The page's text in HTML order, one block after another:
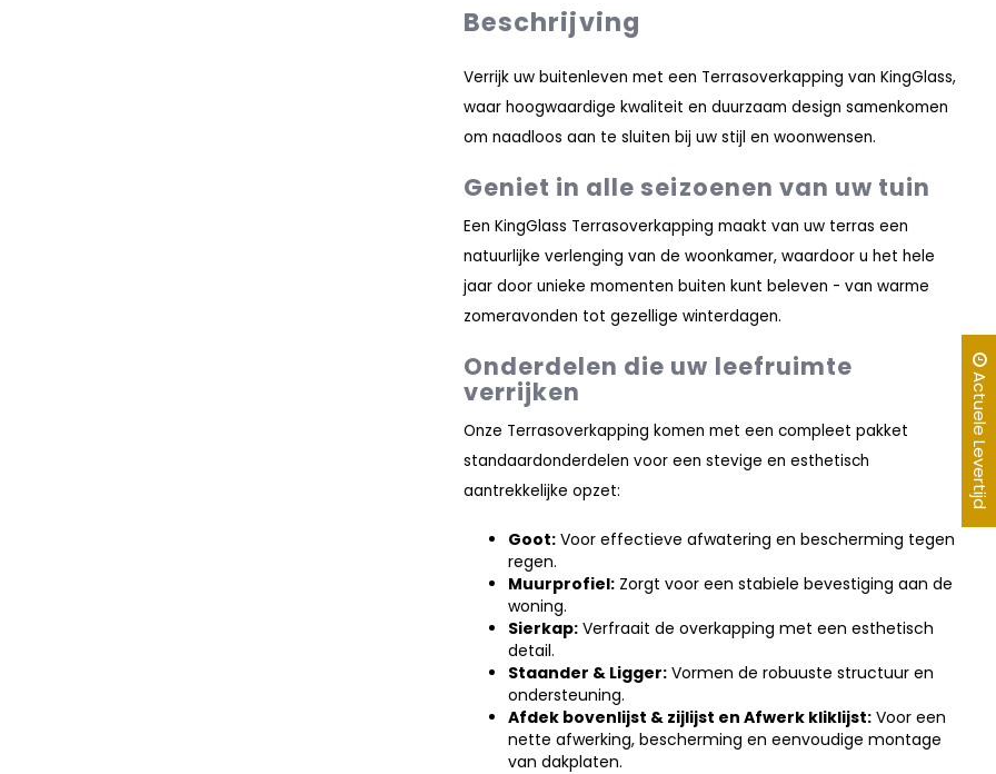
Beschrijving
Verrijk uw buitenleven met een Terrasoverkapping van KingGlass,
waar hoogwaardige kwaliteit en duurzaam design samenkomen
om naadloos aan te sluiten bij uw stijl en woonwensen.
Geniet in alle seizoenen van uw tuin
Een KingGlass Terrasoverkapping maakt van uw terras een
natuurlijke verlenging van de woonkamer, waardoor u het hele
jaar door unieke momenten buiten kunt beleven - van warme
zomeravonden tot gezellige winterdagen.
Onderdelen die uw leefruimte
verrijken
Onze Terrasoverkapping komen met een compleet pakket
standaardonderdelen voor een stevige en esthetisch
aantrekkelijke opzet:
Goot:Voor effectieve afwatering en bescherming tegen
regen.
Muurprofiel:Zorgt voor een stabiele bevestiging aan de
woning.
Sierkap:Verfraait de overkapping met een esthetisch
detail.
Staander & Ligger:Vormen de robuuste structuur en
ondersteuning.
Afdek bovenlijst & zijlijst en Afwerk kliklijst:Voor een
nette afwerking, bescherming en eenvoudige montage
van dakplaten.
Actuele Levertijd